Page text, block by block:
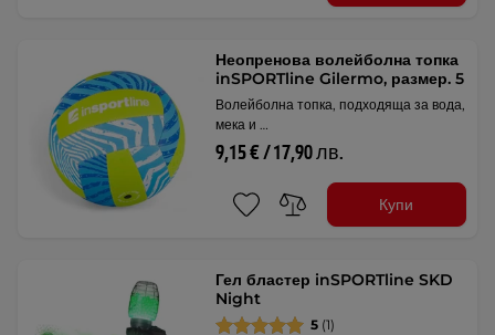
Неопренова волейболна топка
inSPORTline Gilermo, размер. 5
Волейболна топка, подходяща за вода,
мека и …
9,15 € / 17,90 лв.
Купи
Гел бластер inSPORTline SKD
Night
5 (1)